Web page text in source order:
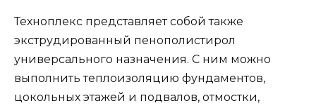
Техноплекс представляет собой также
экструдированный пенополистирол
универсального назначения. С ним можно
выполнить теплоизоляцию фундаментов,
цокольных этажей и подвалов, отмостки,